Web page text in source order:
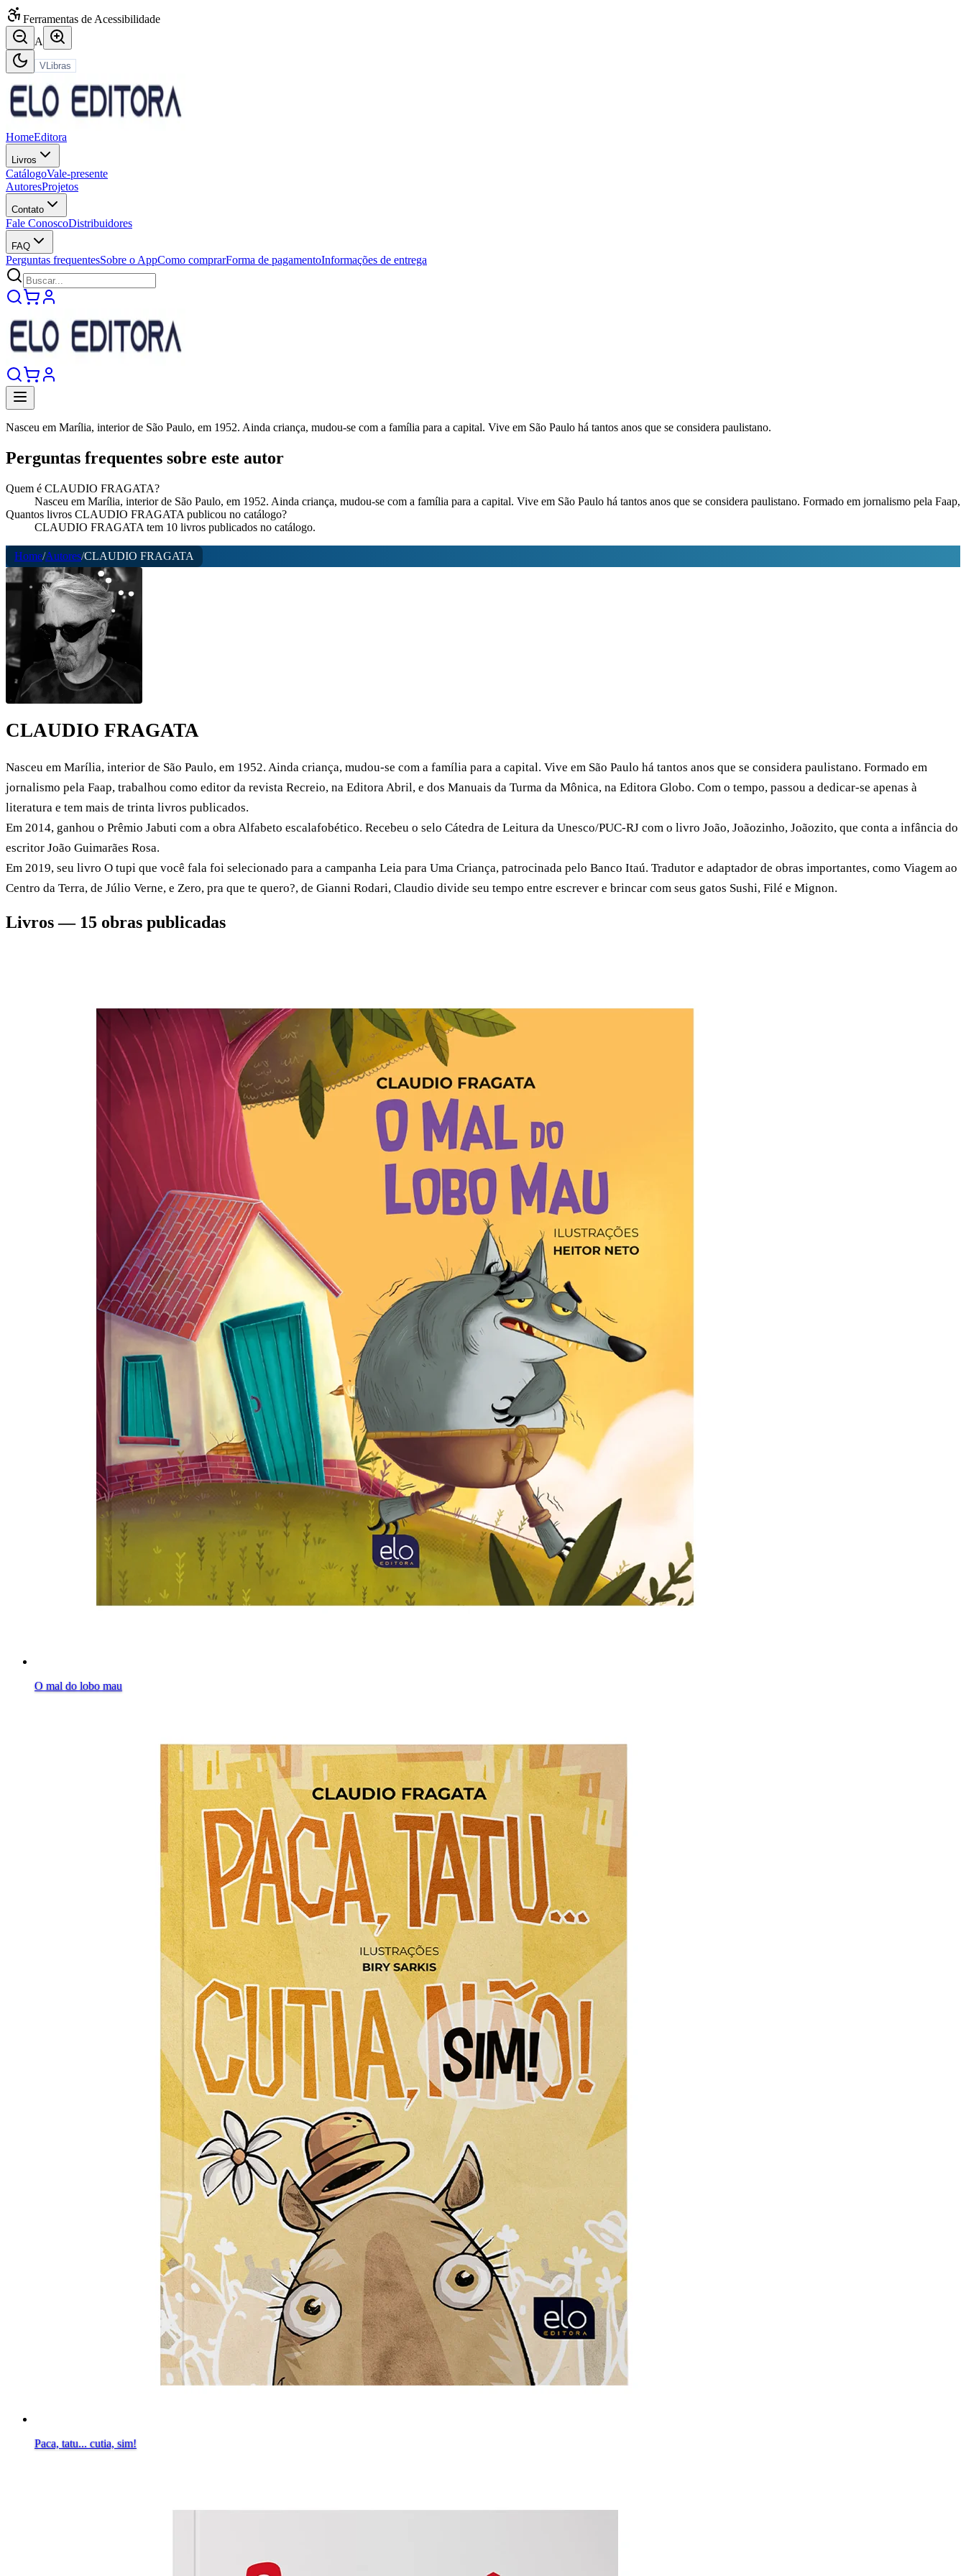
Ferramentas de Acessibilidade
A
VLibras
HomeEditora
Livros
CatálogoVale-presente
AutoresProjetos
Contato
Fale ConoscoDistribuidores
FAQ
Perguntas frequentesSobre o AppComo comprarForma de pagamentoInformações de entrega
Nasceu em Marília, interior de São Paulo, em 1952. Ainda criança, mudou-se com a família para a capital. Vive em São Paulo há tantos anos que se considera paulistano.
Perguntas frequentes sobre este autor
Quem é CLAUDIO FRAGATA?
Nasceu em Marília, interior de São Paulo, em 1952. Ainda criança, mudou-se com a família para a capital. Vive em São Paulo há tantos anos que se considera paulistano. Formado em jornalismo pela Faap,
Quantos livros CLAUDIO FRAGATA publicou no catálogo?
CLAUDIO FRAGATA tem 10 livros publicados no catálogo.
Home/Autores/CLAUDIO FRAGATA
CLAUDIO FRAGATA
Nasceu em Marília, interior de São Paulo, em 1952. Ainda criança, mudou-se com a família para a capital. Vive em São Paulo há tantos anos que se considera paulistano. Formado em
jornalismo pela Faap, trabalhou como editor da revista Recreio, na Editora Abril, e dos Manuais da Turma da Mônica, na Editora Globo. Com o tempo, passou a dedicar-se apenas à
literatura e tem mais de trinta livros publicados.
Em 2014, ganhou o Prêmio Jabuti com a obra Alfabeto escalafobético. Recebeu o selo Cátedra de Leitura da Unesco/PUC-RJ com o livro João, Joãozinho, Joãozito, que conta a infância do
escritor João Guimarães Rosa.
Em 2019, seu livro O tupi que você fala foi selecionado para a campanha Leia para Uma Criança, patrocinada pelo Banco Itaú. Tradutor e adaptador de obras importantes, como Viagem ao
Centro da Terra, de Júlio Verne, e Zero, pra que te quero?, de Gianni Rodari, Claudio divide seu tempo entre escrever e brincar com seus gatos Sushi, Filé e Mignon.
Livros — 15 obras publicadas
O mal do lobo mau
Paca, tatu... cutia, sim!